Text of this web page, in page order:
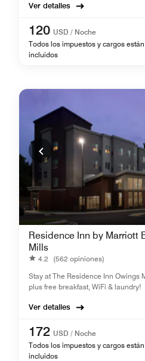
Ver detalles
120 USD / Noche
Todos los impuestos y cargos están
incluidos
Residence Inn by Marriott
Mills
4.2
(562 opiniones)
Stay at The Residence Inn Owings
plus free breakfast, WiFi & laundry!
Ver detalles
172 USD / Noche
Todos los impuestos y cargos están
incluidos